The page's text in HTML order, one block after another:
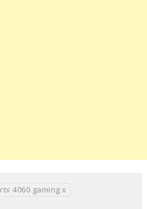
rtx 4060 gaming x